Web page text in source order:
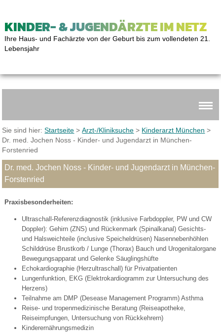
KINDER- & JUGENDÄRZTE IM NETZ
Ihre Haus- und Fachärzte von der Geburt bis zum vollendeten 21.
Lebensjahr
Sie sind hier:Startseite >Arzt-/Kliniksuche > Kinderarzt München >
Dr. med. Jochen Noss - Kinder- und Jugendarzt in München-
Forstenried
Dr. med. Jochen Noss - Kinder- und Jugendarzt in München-
Forstenried
Praxisbesonderheiten:
Ultraschall-Referenzdiagnostik (inklusive Farbdoppler, PW und CW
Doppler): Gehirn (ZNS) und Rückenmark (Spinalkanal) Gesichts-
und Halsweichteile (inclusive Speicheldrüsen) Nasennebenhöhlen
Schilddrüse Brustkorb / Lunge (Thorax) Bauch und Urogenitalorgane
Bewegungsapparat und Gelenke Säuglingshüfte
Echokardiographie (Herzultraschall) für Privatpatienten
Lungenfunktion, EKG (Elektrokardiogramm zur Untersuchung des
Herzens)
Teilnahme am DMP (Desease Management Programm) Asthma
Reise- und tropenmedizinische Beratung (Reiseapotheke,
Reiseimpfungen, Untersuchung von Rückkehrern)
Kinderernährungsmedizin